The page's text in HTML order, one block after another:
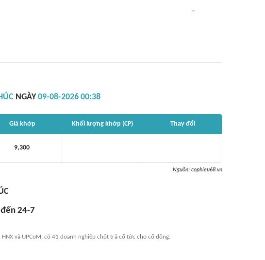
NGÀY 09-08-2026 00:38
Giá khớp Khối lượng khớp (CP) Thay đổi
9,300
Nguồn: cophieu68.vn
24-7
HNX và UPCoM, có 41 doanh nghiệp chốt trả cổ tức cho cổ đông.